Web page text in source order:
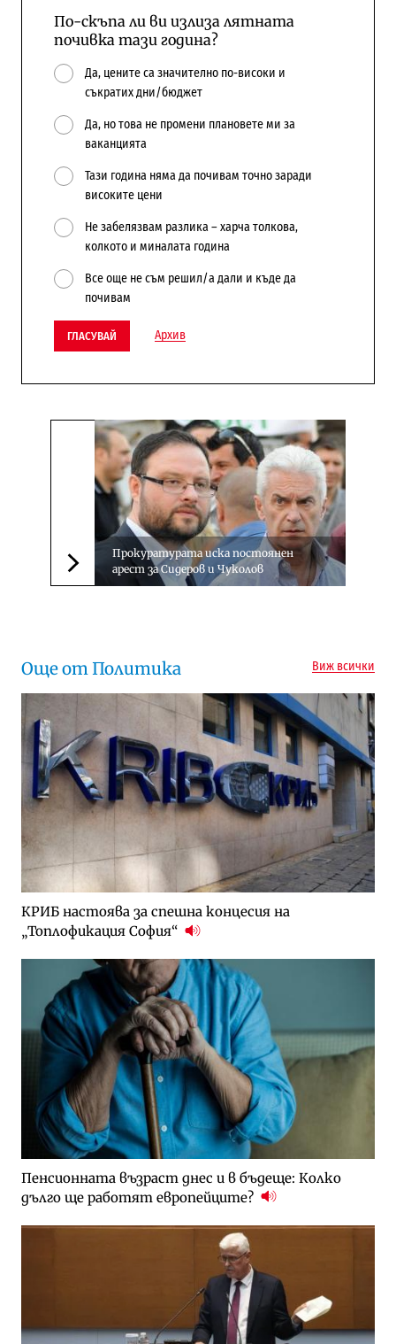
По-скъпа ли ви излиза лятната
почивка тази година?
Да, цените са значително по-високи и
съкратих дни/бюджет
Да, но това не промени плановете ми за
ваканцията
Тази година няма да почивам точно заради
високите цени
Не забелязвам разлика – харча толкова,
колкото и миналата година
Все още не съм решил/а дали и къде да
почивам
ГЛАСУВАЙ Архив
Следваща новина
Прокуратурата иска постоянен
арест за Сидеров и Чуколов
Още от Политика Виж всички
КРИБ настоява за спешна концесия на
„Топлофикация София“
Пенсионната възраст днес и в бъдеще: Колко
дълго ще работят европейците?